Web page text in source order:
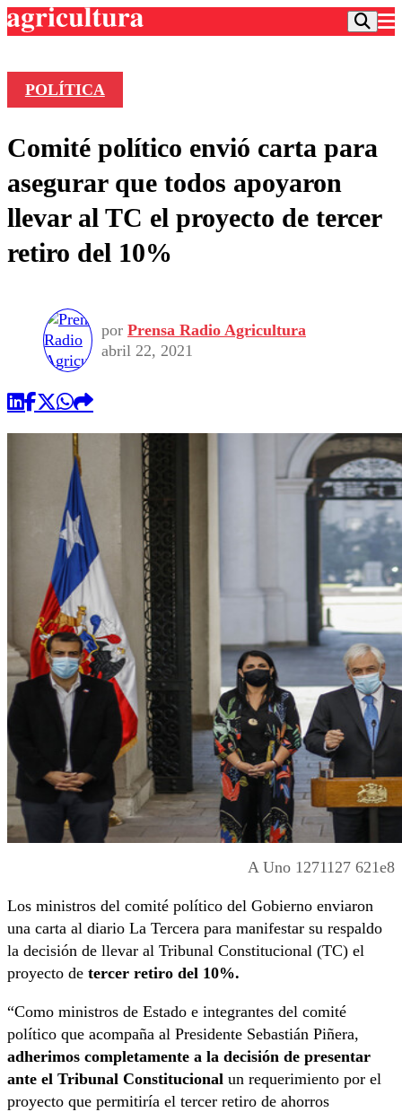
Frecuencias
Agricultura TV
Deportes
Colo Colo
Motor
Torneo Internacional
Torneo Nacional
Universidad Católica
Entretención
Noticias
Nacional
Política
Vida Social
Programas
Comercial
POLÍTICA
Comité político envió carta para
asegurar que todos apoyaron
llevar al TC el proyecto de tercer
retiro del 10%
por Prensa Radio Agricultura
abril 22, 2021
A Uno 1271127 621e8
Los ministros del comité político del Gobierno enviaron
una carta al diario La Tercera para manifestar su respaldo
la decisión de llevar al Tribunal Constitucional (TC) el
proyecto de tercer retiro del 10%.
“Como ministros de Estado e integrantes del comité
político que acompaña al Presidente Sebastián Piñera,
adherimos completamente a la decisión de presentar
ante el Tribunal Constitucional un requerimiento por el
proyecto que permitiría el tercer retiro de ahorros